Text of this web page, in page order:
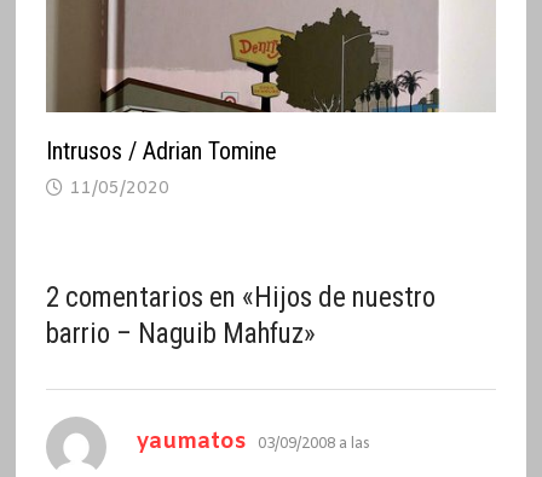
Intrusos / Adrian Tomine
11/05/2020
2 comentarios en «Hijos de nuestro
barrio – Naguib Mahfuz»
yaumatos dice:
03/09/2008 a las